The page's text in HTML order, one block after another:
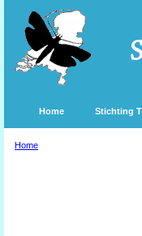
Home Stichting
Home